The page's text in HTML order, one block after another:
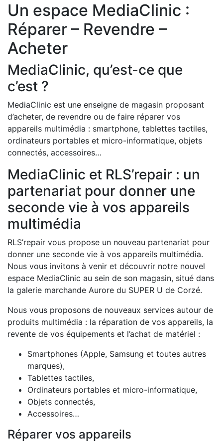
Un espace MediaClinic :
Réparer – Revendre –
Acheter
MediaClinic, qu’est-ce que
c’est ?
MediaClinic est une enseigne de magasin proposant
d’acheter, de revendre ou de faire réparer vos
appareils multimédia : smartphone, tablettes tactiles,
ordinateurs portables et micro-informatique, objets
connectés, accessoires…
MediaClinic et RLS’repair : un
partenariat pour donner une
seconde vie à vos appareils
multimédia
RLS’repair vous propose un nouveau partenariat pour
donner une seconde vie à vos appareils multimédia.
Nous vous invitons à venir et découvrir notre nouvel
espace MediaClinic au sein de son magasin, situé dans
la galerie marchande Aurore du SUPER U de Corzé.
Nous vous proposons de nouveaux services autour de
produits multimédia : la réparation de vos appareils, la
revente de vos équipements et l’achat de matériel :
Smartphones (Apple, Samsung et toutes autres
marques),
Tablettes tactiles,
Ordinateurs portables et micro-informatique,
Objets connectés,
Accessoires…
Réparer vos appareils